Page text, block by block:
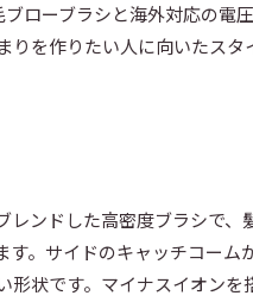
ローブラシと海外対応の電圧
りを作りたい人に向いたスタ
レンドした高密度ブラシで、
す。サイドのキャッチコーム
形状です。マイナスイオンを